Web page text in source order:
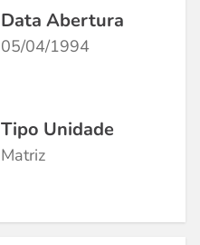
Data Abertura
05/04/1994
Tipo Unidade
Matriz